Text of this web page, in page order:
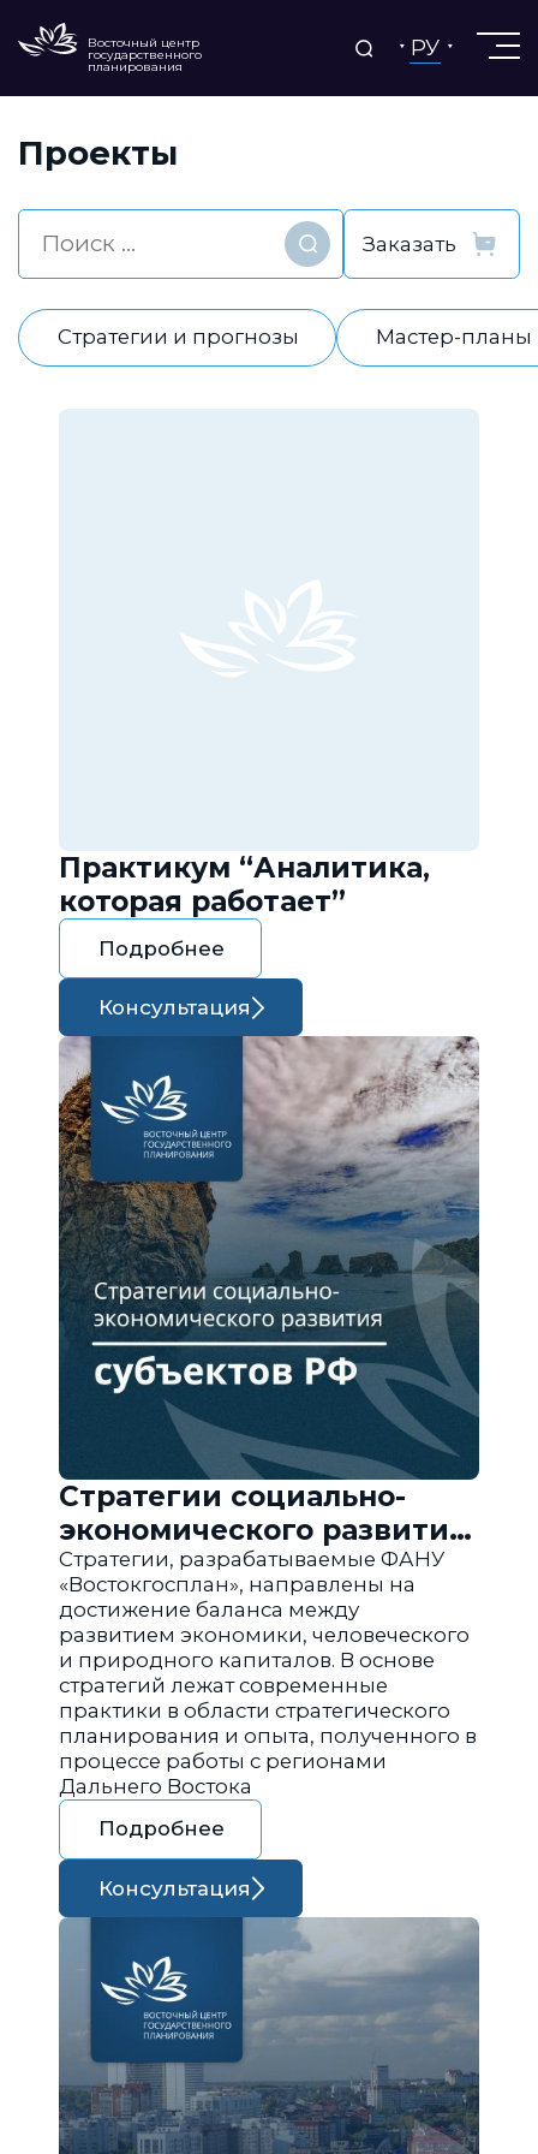
Восточный центр
государственного
планирования
РУ
Проекты
Найти
Стратегии и прогнозы Мастер-планы
Практикум “Аналитика,
которая работает”
Подробнее
Консультация
Стратегии социально-
экономического развития
субъектов РФ
Стратегии, разрабатываемые ФАНУ
«Востокгосплан», направлены на
достижение баланса между
развитием экономики, человеческого
и природного капиталов. В основе
стратегий лежат современные
практики в области стратегического
планирования и опыта, полученного в
процессе работы с регионами
Дальнего Востока
Подробнее
Консультация